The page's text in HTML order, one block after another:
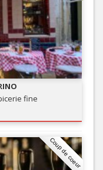
fine
Coup de coeur